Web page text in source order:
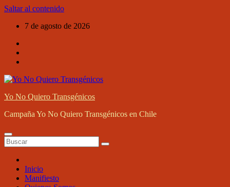
Saltar al contenido
7 de agosto de 2026
Yo No Quiero Transgénicos
Campaña Yo No Quiero Transgénicos en Chile
Inicio
Manifiesto